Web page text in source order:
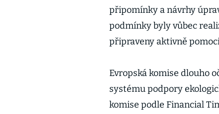
připomínky a návrhy
podmínky byly vůbec
připraveny aktivně
Evropská komise dlouho
systému podpory
komise podle Financial